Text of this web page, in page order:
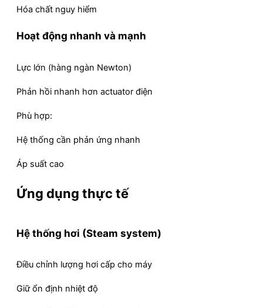
Hóa chất nguy hiểm
Hoạt động nhanh và mạnh
Lực lớn (hàng ngàn Newton)
Phản hồi nhanh hơn actuator điện
Phù hợp:
Hệ thống cần phản ứng nhanh
Áp suất cao
Ứng dụng thực tế
Hệ thống hơi (Steam system)
Điều chỉnh lượng hơi cấp cho máy
Giữ ổn định nhiệt độ